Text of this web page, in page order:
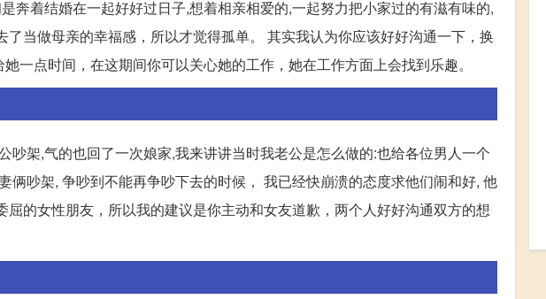
奔着结婚在一起好好过日子,想着相亲相爱的,一起努力把小家过的有滋有味的,
当做母亲的幸福感，所以才觉得孤单。 其实我认为你应该好好沟通一下，换
一点时间，在这期间你可以关心她的工作，她在工作方面上会找到乐趣。
吵架,气的也回了一次娘家,我来讲讲当时我老公是怎么做的:也给各位男人一个
俩吵架, 争吵到不能再争吵下去的时候， 我已经快崩溃的态度求他们闹和好, 他
的女性朋友，所以我的建议是你主动和女友道歉，两个人好好沟通双方的想